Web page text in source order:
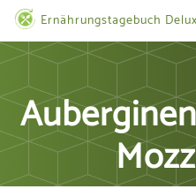
Ernährungstagebuch